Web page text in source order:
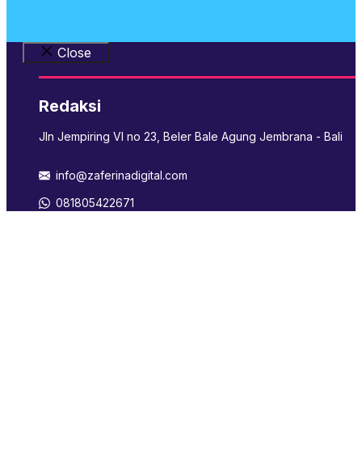
Close
Redaksi
Jln Jempiring VI no 23, Beler Bale Agung Jembrana - Bali
info@zaferinadigital.com
081805422671